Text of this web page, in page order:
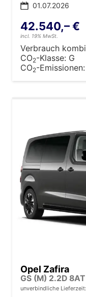
01.07.2026
42.540,– €
incl. 19% MwSt.
Verbrauch
CO2-Klasse: G
CO2-Emissionen:
Opel Zafira
unverbindliche Lieferzeit: